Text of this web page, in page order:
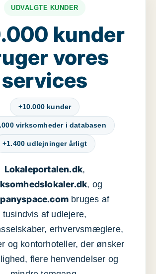
UDVALGTE KUNDER
kunder
vores
services
+10.000 kunder
virksomheder i databasen
+1.400 udlejninger årligt
Lokaleportalen.dk,
, og
bruges af
tusindvis af udlejere,
erhvervsmæglere,
og kontorhoteller, der ønsker
flere henvendelser og